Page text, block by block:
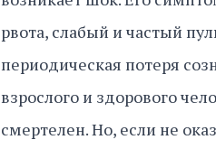
рвота, слабый и частый
периодическая потеря
взрослого и здорового
смертелен. Но, если не